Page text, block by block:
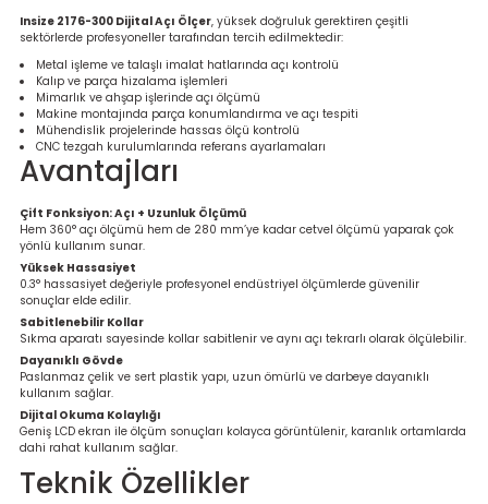
Cihazı
Cihazı
Insize 2176-300 Dijital Açı Ölçer, yüksek doğruluk gerektiren çeşitli
sektörlerde profesyoneller tarafından tercih edilmektedir:
Metal işleme ve talaşlı imalat hatlarında açı kontrolü
Kalıp ve parça hizalama işlemleri
Mimarlık ve ahşap işlerinde açı ölçümü
Makine montajında parça konumlandırma ve açı tespiti
Mühendislik projelerinde hassas ölçü kontrolü
CNC tezgah kurulumlarında referans ayarlamaları
Avantajları
Çift Fonksiyon: Açı + Uzunluk Ölçümü
Hem 360° açı ölçümü hem de 280 mm’ye kadar cetvel ölçümü yaparak çok
yönlü kullanım sunar.
Yüksek Hassasiyet
0.3° hassasiyet değeriyle profesyonel endüstriyel ölçümlerde güvenilir
sonuçlar elde edilir.
Sabitlenebilir Kollar
Sıkma aparatı sayesinde kollar sabitlenir ve aynı açı tekrarlı olarak ölçülebilir.
Dayanıklı Gövde
Paslanmaz çelik ve sert plastik yapı, uzun ömürlü ve darbeye dayanıklı
kullanım sağlar.
Dijital Okuma Kolaylığı
Geniş LCD ekran ile ölçüm sonuçları kolayca görüntülenir, karanlık ortamlarda
dahi rahat kullanım sağlar.
Teknik Özellikler